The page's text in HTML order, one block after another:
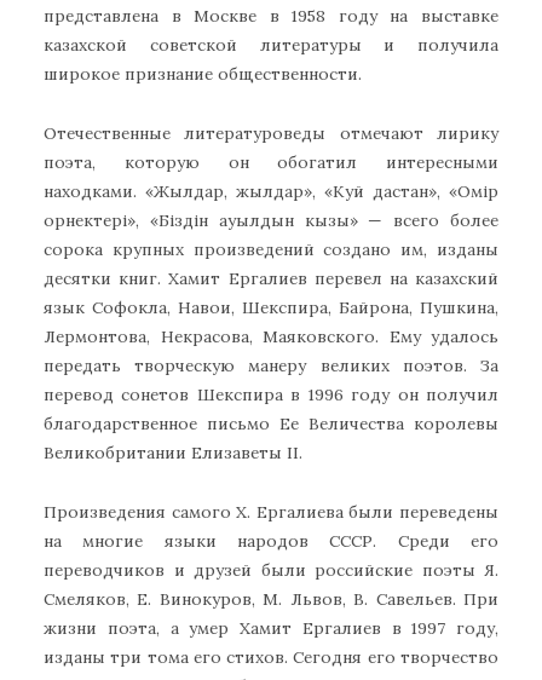
представлена в Москве в 1958 году на выставке
казахской советской литературы и получила
широкое признание общественности.
Отечественные литературоведы отмечают лирику
поэта, которую он обогатил интересными
находками. «Жылдар, жылдар», «Куй дастан», «Омiр
орнектерi», «Бiздiн ауылдын кызы» — всего более
сорока крупных произведений создано им, изданы
десятки книг. Хамит Ергалиев перевел на казахский
язык Софокла, Навои, Шекспира, Байрона, Пушкина,
Лермонтова, Некрасова, Маяковского. Ему удалось
передать творческую манеру великих поэтов. За
перевод сонетов Шекспира в 1996 году он получил
благодарственное письмо Ее Величества королевы
Великобритании Елизаветы II.
Произведения самого Х. Ергалиева были переведены
на многие языки народов СССР. Среди его
переводчиков и друзей были российские поэты Я.
Смеляков, Е. Винокуров, М. Львов, В. Савельев. При
жизни поэта, а умер Хамит Ергалиев в 1997 году,
изданы три тома его стихов. Сегодня его творчество